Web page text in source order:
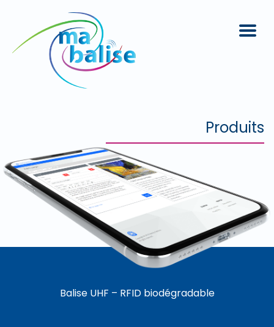
Produits
Balise UHF – RFID biodégradable